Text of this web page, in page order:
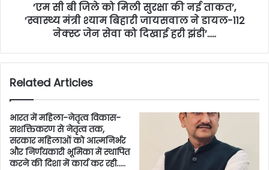
’एम सी बी जिले को मिली सुरक्षा की नई ताकत’,
’स्वास्थ्य मंत्री श्याम बिहारी जायसवाल ने डायल-112
नेक्स्ट जेन सेवा को दिखाई हरी झंडी’…..
Related Articles
भारत में महिला-नेतृत्व विकास-
सशक्तिकरण से नेतृत्व तक,
सरकार महिलाओं को आत्मनिर्भर
और निर्णयकारी भूमिका में स्थापित
करने की दिशा में कार्य कर रही…..